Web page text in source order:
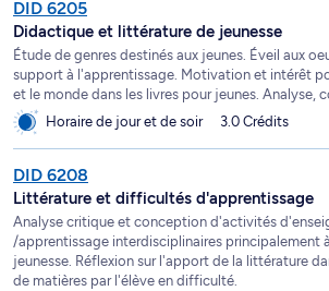
DID 6205
Didactique et littérature de jeunesse
Étude de genres destinés aux jeunes. Éveil aux
support à l'apprentissage. Motivation et intérêt
et le monde dans les livres pour jeunes. Analyse,
Horaire de jour et de soir
3.0 Crédits
DID 6208
Littérature et difficultés d'apprentissage
Analyse critique et conception d'activités
/apprentissage interdisciplinaires principalement
jeunesse. Réflexion sur l'apport de la littérature
de matières par l'élève en difficulté.